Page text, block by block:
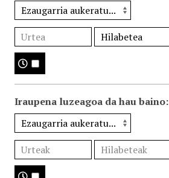
Iraupena luzeagoa da hau baino: